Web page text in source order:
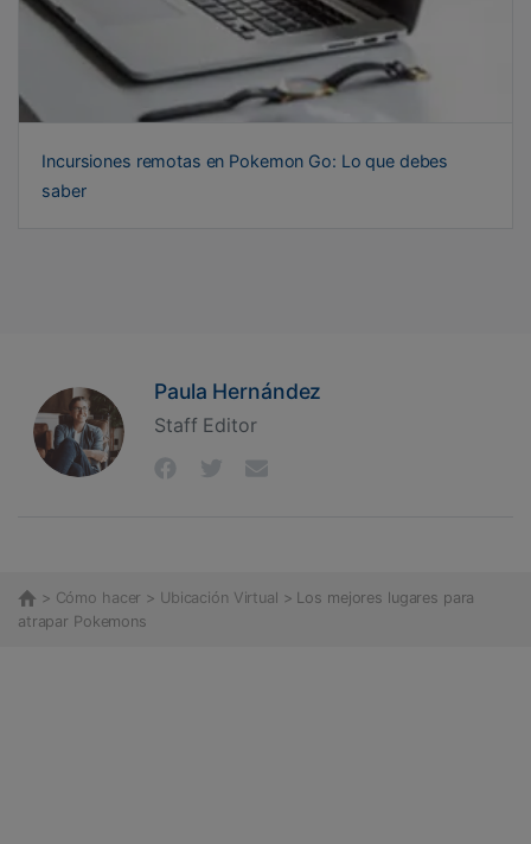
Incursiones remotas en Pokemon Go: Lo que debes
saber
Paula Hernández
Staff Editor
> Cómo hacer > Ubicación Virtual > Los mejores lugares para
atrapar Pokemons